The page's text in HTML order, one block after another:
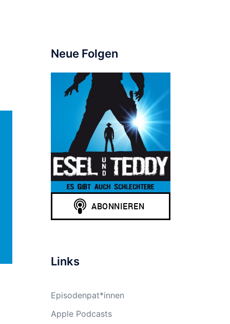
Neue Folgen
Links
Episodenpat*innen
Apple Podcasts